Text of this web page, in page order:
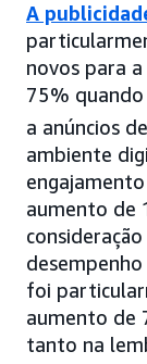
A
novos para
75%
a anúncios
ambiente
aumento de
foi
aumento de
tanto na